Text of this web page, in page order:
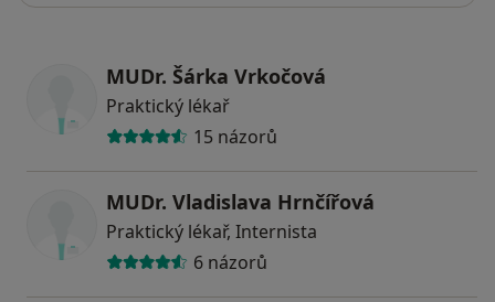
MUDr. Šárka Vrkočová
Praktický lékař
15 názorů
MUDr. Vladislava Hrnčířová
Praktický lékař, Internista
6 názorů